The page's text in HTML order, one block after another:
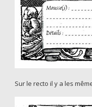
Sur le recto il y a les